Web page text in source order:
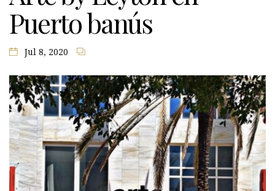
Puerto banús
Jul 8, 2020